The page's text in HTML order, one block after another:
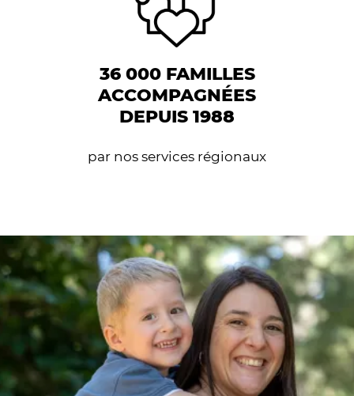
36 000 FAMILLES
ACCOMPAGNÉES
DEPUIS 1988
par nos services régionaux